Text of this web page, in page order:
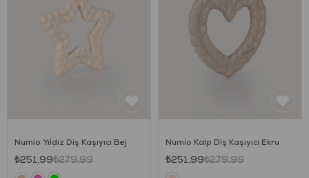
Numio Yıldız Diş Kaşıyıcı Bej
₺251,99₺279,99
Numio Kalp Diş Kaşıyıcı Ekru
₺251,99₺279,99